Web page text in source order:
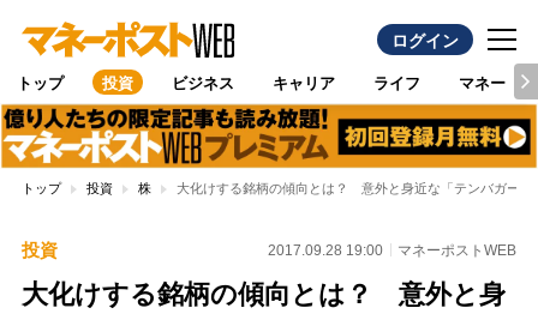
ログイン
トップ 投資 ビジネス キャリア ライフ マネー
トップ 投資 株 大化けする銘柄の傾向とは？ 意外と身近な「テンバガー」
投資 2017.09.28 19:00 マネーポストWEB
大化けする銘柄の傾向とは？ 意外と身